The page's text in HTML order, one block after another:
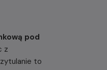
pod
z
to